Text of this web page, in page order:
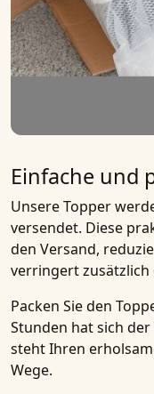
Einfache und
Unsere Topper
versendet. Diese
den Versand,
verringert zusätzlich
Packen Sie den
Stunden hat sich
steht Ihren
Wege.